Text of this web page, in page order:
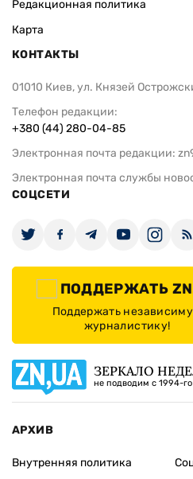
Редакционная политика
Карта
КОНТАКТЫ
01010 Киев, ул. Князей
Телефон редакции:
+380 (44) 280-04-85
Электронная почта редакции:
Электронная почта службы
СОЦСЕТИ
ПОДДЕРЖАТЬ
Поддержать
журналистику!
ЗЕРКАЛО
не подводим с 1994-го
АРХИВ
Внутренняя политика